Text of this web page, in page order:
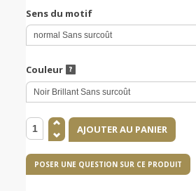
Sens du motif
Couleur
POSER UNE QUESTION SUR CE PRODUIT